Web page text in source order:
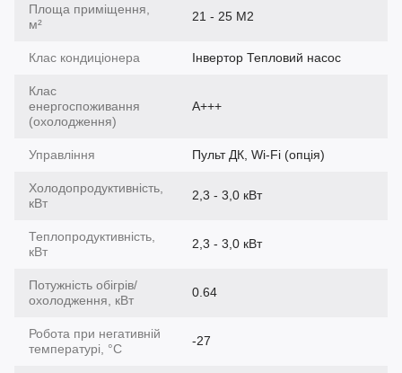
Площа приміщення,
м²
21 - 25 М2
Клас кондиціонера Інвертор Тепловий насос
Клас
енергоспоживання
(охолодження)
A+++
Управління Пульт ДК, Wi-Fi (опція)
Холодопродуктивність,
кВт
2,3 - 3,0 кВт
Теплопродуктивність,
кВт
2,3 - 3,0 кВт
Потужність обігрів/
охолодження, кВт
0.64
Робота при негативній
температурі, °C
-27